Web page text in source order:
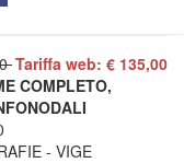
Tariffa web: € 135,00
COMPLETO,
- VIGE